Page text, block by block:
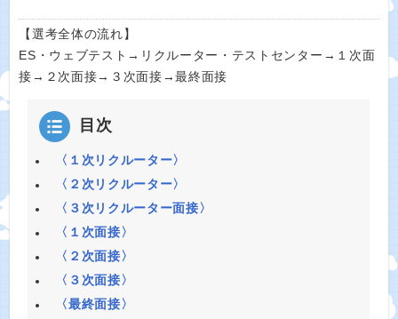
【選考全体の流れ】
ES・ウェブテスト→リクルーター・テストセンター→１次面
接→２次面接→３次面接→最終面接
目次
〈１次リクルーター〉
〈２次リクルーター〉
〈３次リクルーター面接〉
〈１次面接〉
〈２次面接〉
〈３次面接〉
〈最終面接〉